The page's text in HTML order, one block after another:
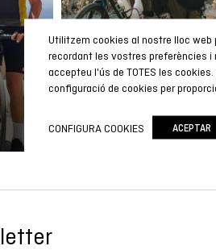
Utilitzem cookies al nostre lloc web
recordant les vostres preferències
accepteu l'ús de TOTES les
configuració de cookies per
CONFIGURA COOKIES ACEPTAR